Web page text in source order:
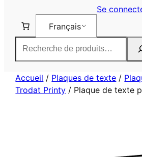
Se
Français
Accueil / Plaques de texte /
Trodat Printy / Plaque de texte